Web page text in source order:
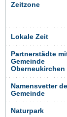
Zeitzone
Lokale Zeit
Partnerstädte
Gemeinde
Oberneukirchen
Namensvetter
Gemeinde
Naturpark